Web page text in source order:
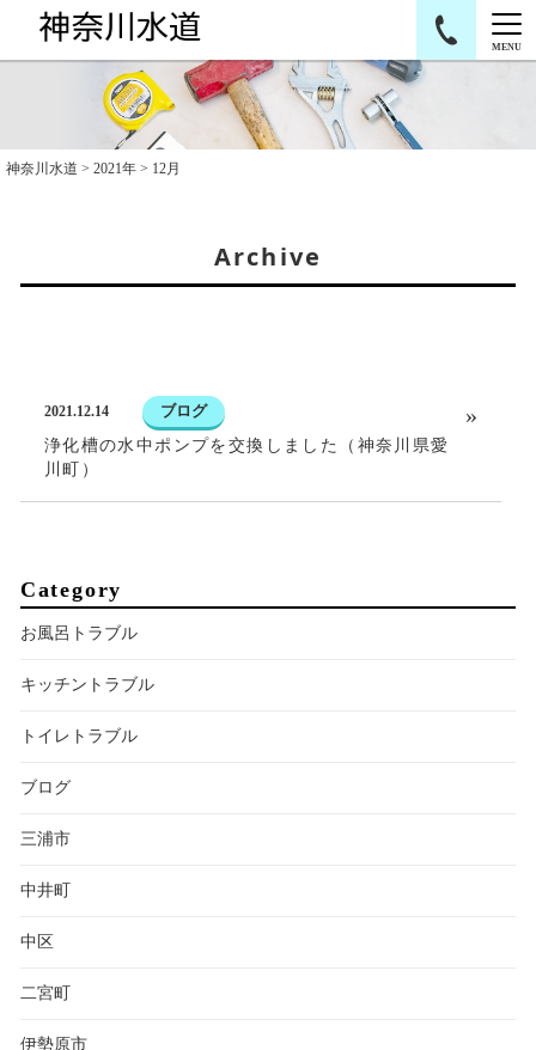
MENU
神奈川水道 > 2021年 > 12月
Archive
2021.12.14
ブログ
浄化槽の水中ポンプを交換しました（神奈川県愛
川町）
Category
お風呂トラブル
キッチントラブル
トイレトラブル
ブログ
三浦市
中井町
中区
二宮町
伊勢原市